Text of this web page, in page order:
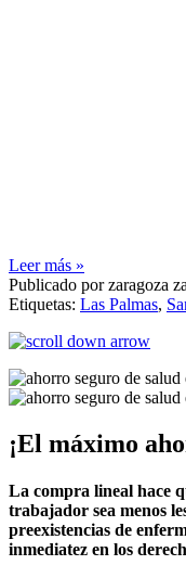
Leer más »
Publicado porzaragoza
Etiquetas: Las Palmas,
¡El máximo
La compra lineal hace
trabajador sea menos
preexistencias de
inmediatez en los